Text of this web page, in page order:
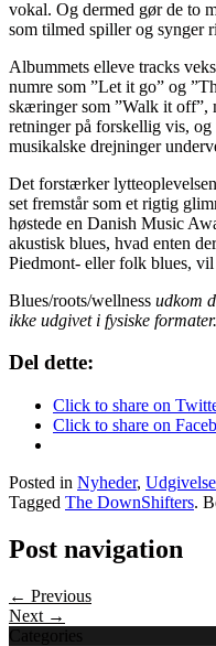
vokal. Og dermed gør de to
som tilmed spiller og synger
Albummets elleve tracks
numre som ”Let it go” og
skæringer som ”Walk it off”,
retninger på forskellig vis, og
musikalske drejninger
Det forstærker
set fremstår som et rigtig
høstede en Danish Music
akustisk blues, hvad enten
Piedmont- eller folk blues,
Blues/roots/wellness udkom
ikke udgivet i fysiske formater.
Del dette:
Click to share on
Click to share on
Posted in Nyheder,
Tagged The DownShifters.
Post navigation
← Previous
Next →
Categories